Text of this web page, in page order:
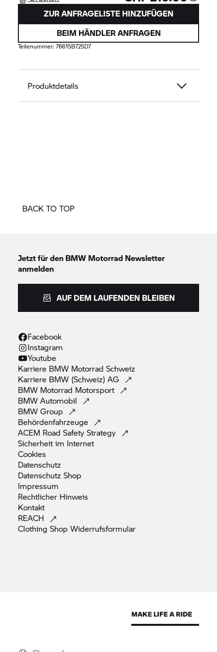
ZUR ANFRAGELISTE HINZUFÜGEN
BEIM HÄNDLER ANFRAGEN
Teilenummer:76615B725D7
Produktdetails
BACK TO TOP
Jetzt für den BMW Motorrad Newsletter
anmelden
AUF DEM LAUFENDEN BLEIBEN
Facebook
Instagram
Youtube
Karriere BMW Motorrad Schweiz
Karriere BMW (Schweiz)AG
BMW Motorrad Motorsport
BMWAutomobil
BMWGroup
Behördenfahrzeuge
ACEM Road SafetyStrategy
Sicherheit im Internet
Cookies
Datenschutz
DatenschutzShop
Impressum
Rechtlicher Hinweis
Kontakt
REACH
Clothing ShopWiderrufsformular